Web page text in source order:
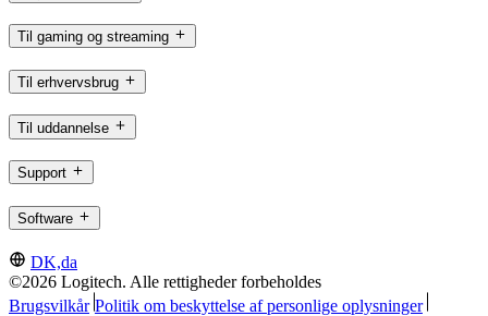
Til gaming og streaming
Til erhvervsbrug
Til uddannelse
Support
Software
DK,da
©2026 Logitech. Alle rettigheder forbeholdes
Brugsvilkår Politik om beskyttelse af personlige oplysninger